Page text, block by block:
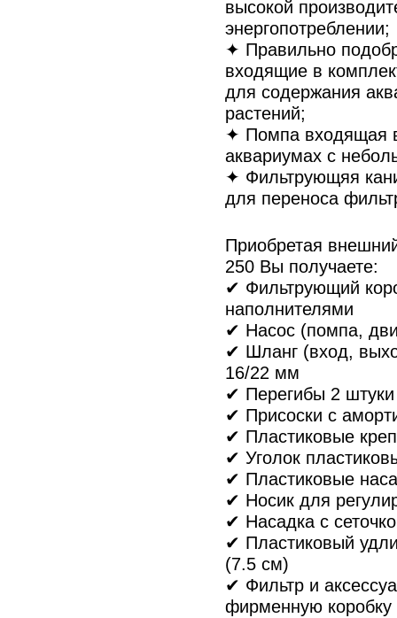
высокой
энергопотреблении;
✦ Правильно
входящие в
для содержания
растений;
✦ Помпа входящая
аквариумах с
✦ Фильтрующяя
для переноса
Приобретая
250 Вы получаете:
✔ Фильтрующий
наполнителями
✔ Насос (помпа,
✔ Шланг (вход,
16/22 мм
✔ Перегибы 2 штуки
✔ Присоски с
✔ Пластиковые
✔ Уголок
✔ Пластиковые
✔ Носик для
✔ Насадка с
✔ Пластиковый
(7.5 см)
✔ Фильтр и
фирменную коробку